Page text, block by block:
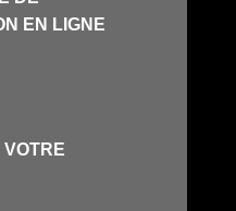
EN LIGNE
VOTRE